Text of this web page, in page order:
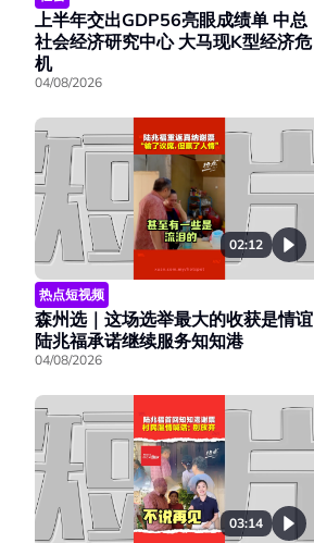
上半年交出GDP56亮眼成绩单 中总
社会经济研究中心 大马现K型经济危
机
04/08/2026
02:12
热点短视频
森州选｜这场选举最大的收获是情谊
陆兆福承诺继续服务知知港
04/08/2026
03:14